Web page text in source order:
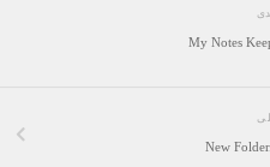
My Notes